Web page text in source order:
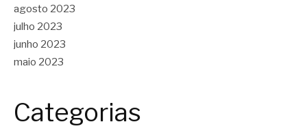
agosto 2023
julho 2023
junho 2023
maio 2023
Categorias